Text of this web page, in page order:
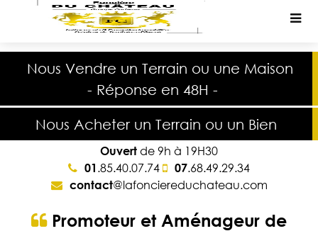
Nous Vendre un Terrain ou une Maison
- Réponse en 48H -
Nous Acheterun Terrain ou un Bien
Ouvert de 9h à 19H30
01 .85.40.07.74 07.68.49.29.34
contact@lafonciereduchateau.com
Promoteur et Aménageur de